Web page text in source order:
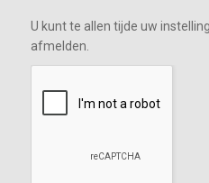
U kunt te allen tijde uw
afmelden.